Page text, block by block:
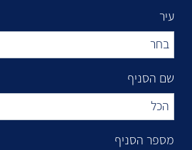
עיר
שם הסניף
מספר הסניף